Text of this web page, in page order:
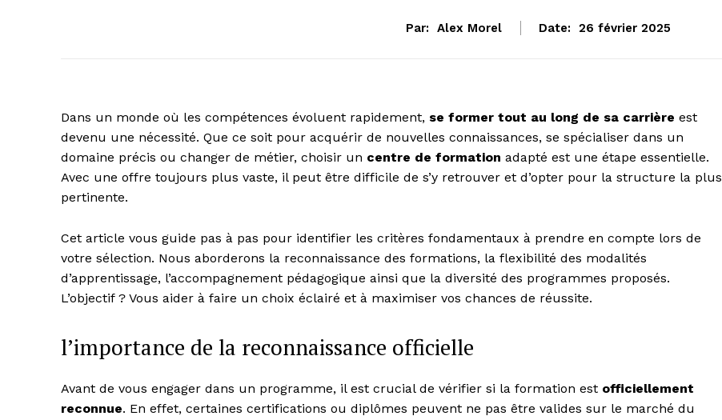
Par: Alex Morel Date: 26 février 2025
Dans un monde où les compétences évoluent rapidement, se former tout au long de sa carrière est
devenu une nécessité. Que ce soit pour acquérir de nouvelles connaissances, se spécialiser dans un
domaine précis ou changer de métier, choisir un centre de formation adapté est une étape essentielle.
Avec une offre toujours plus vaste, il peut être difficile de s’y retrouver et d’opter pour la structure la plus
pertinente.
Cet article vous guide pas à pas pour identifier les critères fondamentaux à prendre en compte lors de
votre sélection. Nous aborderons la reconnaissance des formations, la flexibilité des modalités
d’apprentissage, l’accompagnement pédagogique ainsi que la diversité des programmes proposés.
L’objectif ? Vous aider à faire un choix éclairé et à maximiser vos chances de réussite.
l’importance de la reconnaissance officielle
Avant de vous engager dans un programme, il est crucial de vérifier si la formation est officiellement
reconnue. En effet, certaines certifications ou diplômes peuvent ne pas être valides sur le marché du